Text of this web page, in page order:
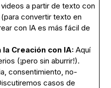
a partir de texto con
convertir texto en
con IA es más fácil de
la Creación con IA:Aquí
(¡pero sin aburrir!).
consentimiento, no-
casos de